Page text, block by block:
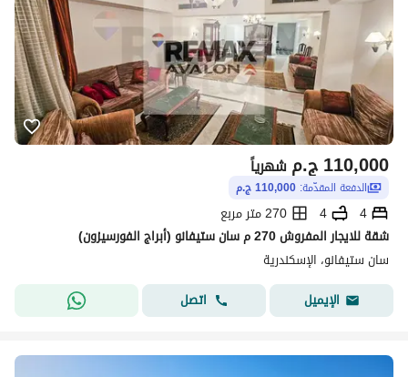
ج.م110,000 شهرياً
الدفعة المقدّمة: 110,000 ج.م
4
4
270 متر مربع
شقة للايجار المفروش 270 م سان ستيفانو (أبراج الفورسيزون)
سان ستيفانو، الإسكندرية
الإيميل
اتصل